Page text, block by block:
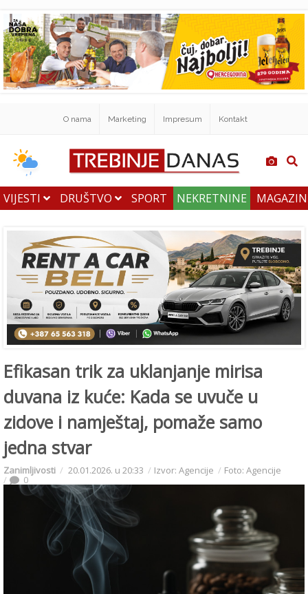
O nama Marketing Impresum Kontakt
VIJESTI DRUŠTVO SPORT NEKRETNINE
Efikasan trik za uklanjanje mirisa
duvana iz kuće: Kada se uvuče u
zidove i namještaj, pomaže samo
jedna stvar
Zanimljivosti 20.01.2026. u 20:33 Izvor: Agencije Foto: Agencije
0